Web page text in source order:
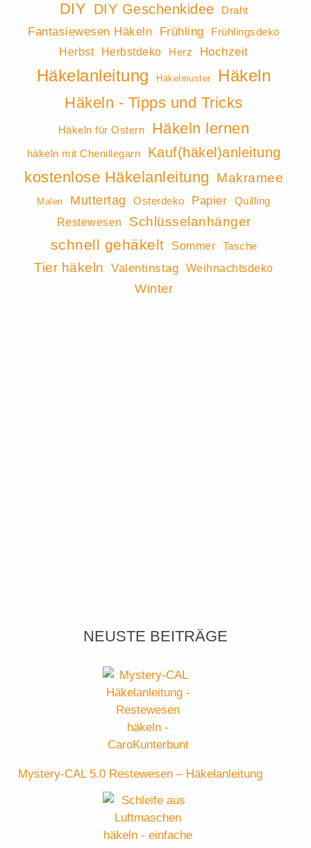
DIY DIY Geschenkidee Draht
Fantasiewesen Häkeln Frühling Frühlingsdeko
Herbst Herbstdeko Herz Hochzeit
Häkelanleitung Häkelmuster Häkeln
Häkeln - Tipps und Tricks
Häkeln für Ostern Häkeln lernen
häkeln mit Chenillegarn Kauf(häkel)anleitung
kostenlose Häkelanleitung Makramee
Malen Muttertag Osterdeko Papier Quilling
Restewesen Schlüsselanhänger
schnell gehäkelt Sommer Tasche
Tier häkeln Valentinstag Weihnachtsdeko
Winter
NEUSTE BEITRÄGE
Mystery-CAL 5.0 Restewesen – Häkelanleitung